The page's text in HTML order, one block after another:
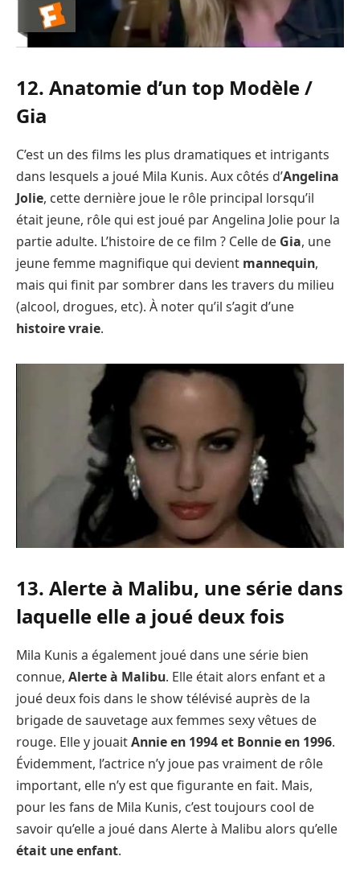
12. Anatomie d’un top Modèle /
Gia
C’est un des films les plus dramatiques et intrigants
dans lesquels a joué Mila Kunis. Aux côtés d’Angelina
Jolie, cette dernière joue le rôle principal lorsqu’il
était jeune, rôle qui est joué par Angelina Jolie pour la
partie adulte. L’histoire de ce film ? Celle de Gia, une
jeune femme magnifique qui devient mannequin,
mais qui finit par sombrer dans les travers du milieu
(alcool, drogues, etc). À noter qu’il s’agit d’une
histoire vraie.
13. Alerte à Malibu, une série dans
laquelle elle a joué deux fois
Mila Kunis a également joué dans une série bien
connue, Alerte à Malibu. Elle était alors enfant et a
joué deux fois dans le show télévisé auprès de la
brigade de sauvetage aux femmes sexy vêtues de
rouge. Elle y jouaitAnnie en 1994 et Bonnie en 1996.
Évidemment, l’actrice n’y joue pas vraiment de rôle
important, elle n’y est que figurante en fait. Mais,
pour les fans de Mila Kunis, c’est toujours cool de
savoir qu’elle a joué dans Alerte à Malibu alors qu’elle
était une enfant.